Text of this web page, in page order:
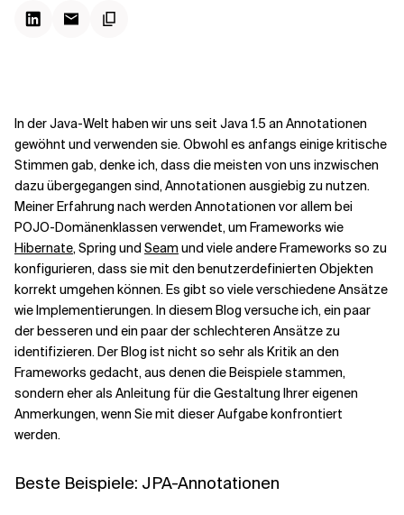
In der Java-Welt haben wir uns seit Java 1.5 an Annotationen
gewöhnt und verwenden sie. Obwohl es anfangs einigekritische
Stimmen gab, denke ich, dass die meisten von uns inzwischen
dazu übergegangen sind, Annotationen ausgiebig zu nutzen.
Meiner Erfahrung nach werden Annotationen vor allem bei
POJO-Domänenklassen verwendet, um Frameworks wie
Hibernate, Spring und Seam und viele andere Frameworks so zu
konfigurieren, dass sie mit den benutzerdefinierten Objekten
korrekt umgehen können. Es gibt so viele verschiedene Ansätze
wie Implementierungen. In diesem Blog versuche ich, ein paar
der besseren und ein paar der schlechteren Ansätze zu
identifizieren. Der Blog ist nicht so sehr als Kritik an den
Frameworks gedacht, aus denen die Beispiele stammen,
sondern eher als Anleitung für die Gestaltung Ihrer eigenen
Anmerkungen, wenn Sie mit dieser Aufgabe konfrontiert
werden.
Beste Beispiele: JPA-Annotationen